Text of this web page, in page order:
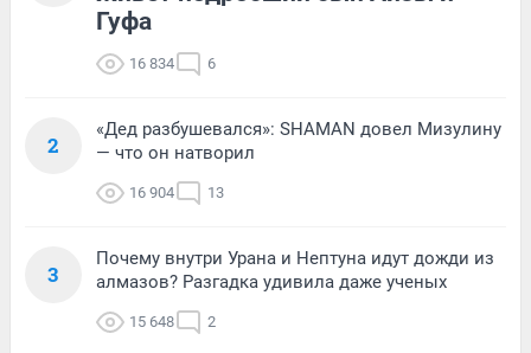
Гуфа
16 834 6
2
«Дед разбушевался»: SHAMAN довел Мизулину
— что он натворил
16 904 13
3
Почему внутри Урана и Нептуна идут дожди из
алмазов? Разгадка удивила даже ученых
15 648 2